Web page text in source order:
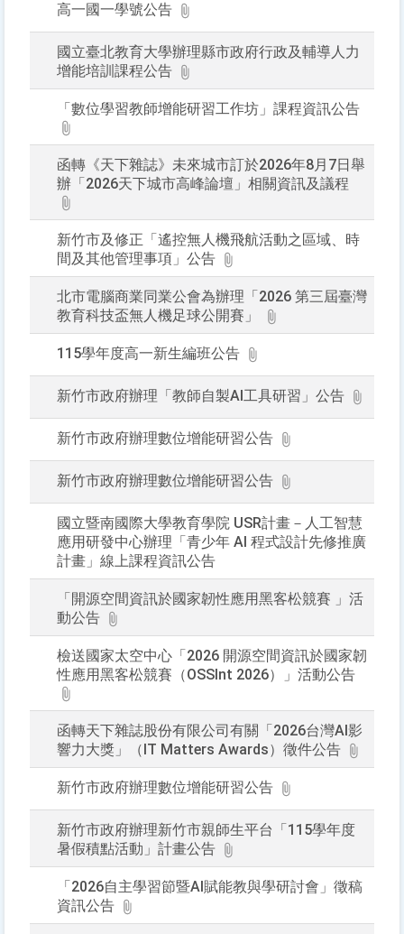
高一國一學號公告
國立臺北教育大學辦理縣市政府行政及輔導人力
增能培訓課程公告
「數位學習教師增能研習工作坊」課程資訊公告
函轉《天下雜誌》未來城市訂於2026年8月7日舉
辦「2026天下城市高峰論壇」相關資訊及議程
新竹市及修正「遙控無人機飛航活動之區域、時
間及其他管理事項」公告
北市電腦商業同業公會為辦理「2026 第三屆臺灣
教育科技盃無人機足球公開賽」
115學年度高一新生編班公告
新竹市政府辦理「教師自製AI工具研習」公告
新竹市政府辦理數位增能研習公告
新竹市政府辦理數位增能研習公告
國立暨南國際大學教育學院 USR計畫－人工智慧
應用研發中心辦理「青少年 AI 程式設計先修推廣
計畫」線上課程資訊公告
「開源空間資訊於國家韌性應用黑客松競賽 」活
動公告
檢送國家太空中心「2026 開源空間資訊於國家韌
性應用黑客松競賽（OSSInt 2026）」活動公告
函轉天下雜誌股份有限公司有關「2026台灣AI影
響力大獎」（IT Matters Awards）徵件公告
新竹市政府辦理數位增能研習公告
新竹市政府辦理新竹市親師生平台「115學年度
暑假積點活動」計畫公告
「2026自主學習節暨AI賦能教與學研討會」徵稿
資訊公告